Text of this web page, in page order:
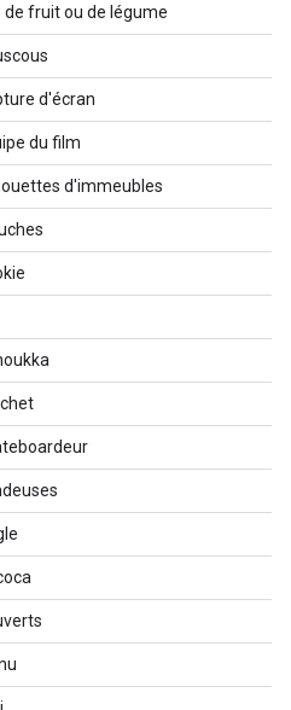
de fruit ou de légume
d'écran
du film
d'immeubles